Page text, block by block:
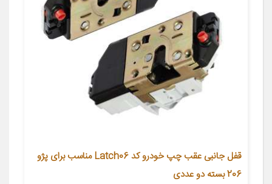
قفل جانبی عقب چپ خودرو کد Latch06 مناسب برای پژو
206 بسته دو عددی